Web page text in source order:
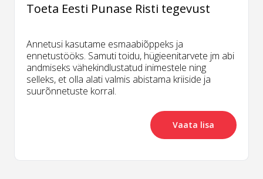
Toeta Eesti Punase Risti tegevust
Annetusi kasutame esmaabiõppeks ja
ennetustööks. Samuti toidu, hügieenitarvete jm abi
andmiseks vähekindlustatud inimestele ning
selleks, et olla alati valmis abistama kriiside ja
suurõnnetuste korral.
Vaata lisa